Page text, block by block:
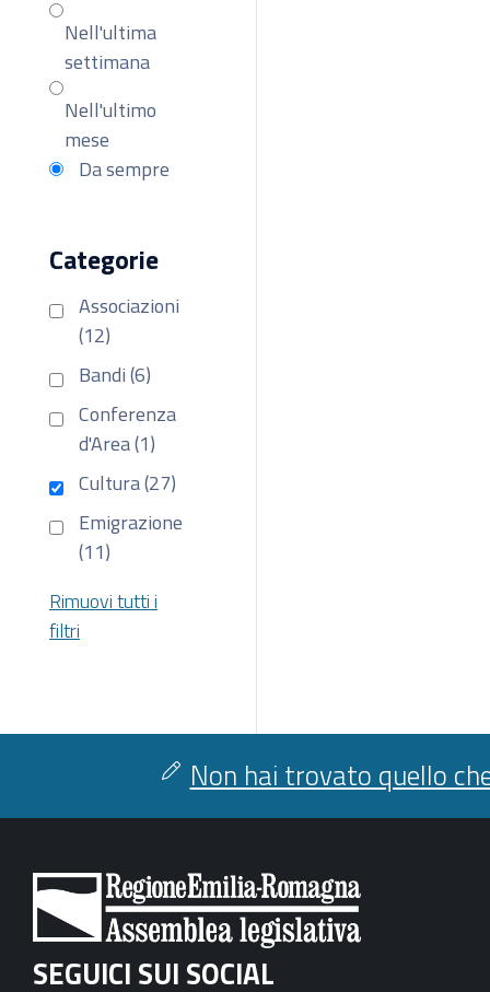
Nell'ultima
settimana
Nell'ultimo
mese
Da sempre
Categorie
Associazioni
(12)
Bandi (6)
Conferenza
d'Area (1)
Cultura (27)
Emigrazione
(11)
Rimuovi tutti i
filtri
Non hai trovato quello
SEGUICI SUI SOCIAL